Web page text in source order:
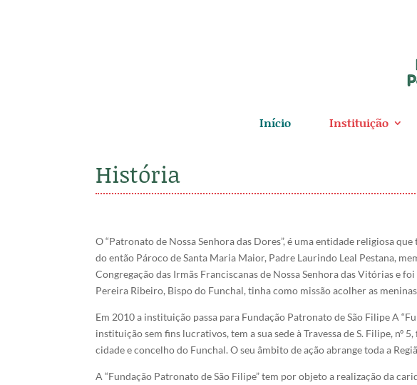
Início Instituição
História
O “Patronato de Nossa Senhora das Dores”, é uma entidade religiosa
do então Pároco de Santa Maria Maior, Padre Laurindo Leal Pestana,
Congregação das Irmãs Franciscanas de Nossa Senhora das Vitórias e
Pereira Ribeiro, Bispo do Funchal, tinha como missão acolher as
Em 2010 a instituição passa para Fundação Patronato de São Filipe A
instituição sem fins lucrativos, tem a sua sede à Travessa de S. Filipe, nº
cidade e concelho do Funchal. O seu âmbito de ação abrange toda a
A “Fundação Patronato de São Filipe” tem por objeto a realização da